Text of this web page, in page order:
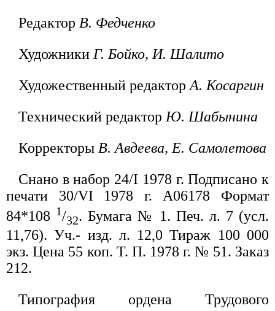
Редактор В. Федченко
Художники Г. Бойко, И. Шалито
Художественный редактор А. Косаргин
Технический редактор Ю. Шабынина
Корректоры В. Авдеева, Е. Самолетова
Снано в набор 24/I 1978 г. Подписано к
печати 30/VI 1978 г. А06178 Формат
84*108 1/32. Бумага № 1. Печ. л. 7 (усл.
11,76). Уч.- изд. л. 12,0 Тираж 100 000
экз. Цена 55 коп. Т. П. 1978 г. № 51. Заказ
212.
Типография ордена Трудового